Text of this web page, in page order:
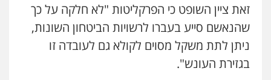
זאת ציין השופט כי הפרקליטות "לא חלקה על כך
שהנאשם סייע בעברו לרשויות הביטחון השונות,
ניתן לתת משקל מסוים לקולא גם לעובדה זו
בגזירת העונש".
ניר קידר – צלם
צילום עורכי דין
דין